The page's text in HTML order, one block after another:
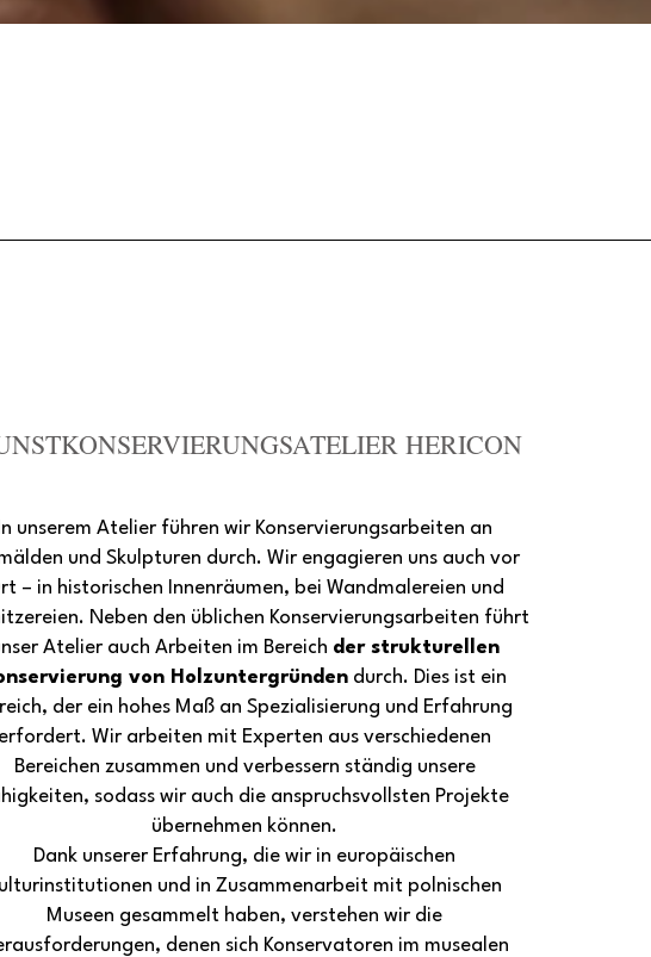
HERICON
In unserem Atelier führen wir Konservierungsarbeiten an
und Skulpturen durch. Wir engagieren uns auch vor
– in historischen Innenräumen, bei Wandmalereien und
Neben den üblichen Konservierungsarbeiten führt
Atelier auch Arbeiten im Bereich der strukturellen
von Holzuntergründen durch. Dies ist ein
der ein hohes Maß an Spezialisierung und Erfahrung
erfordert. Wir arbeiten mit Experten aus verschiedenen
Bereichen zusammen und verbessern ständig unsere
sodass wir auch die anspruchsvollsten Projekte
übernehmen können.
Dank unserer Erfahrung, die wir in europäischen
und in Zusammenarbeit mit polnischen
Museen gesammelt haben, verstehen wir die
denen sich Konservatoren im musealen